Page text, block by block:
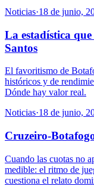
Noticias·18 de junio,
La estadística
Santos
El favoritismo de
históricos y de
Dónde hay valor real.
Noticias·18 de junio,
Cruzeiro-
Cuando las cuotas no
medible: el ritmo de
cuestiona el relato